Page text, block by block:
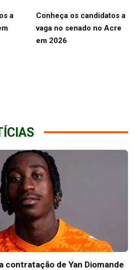
a
Conheça os candidatos a
vaga no senado no Acre
em 2026
contratação de Yan Diomande